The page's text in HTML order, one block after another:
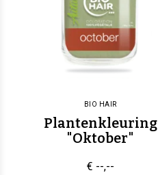
BIO HAIR
Plantenkleuring
"Oktober"
€ --,--